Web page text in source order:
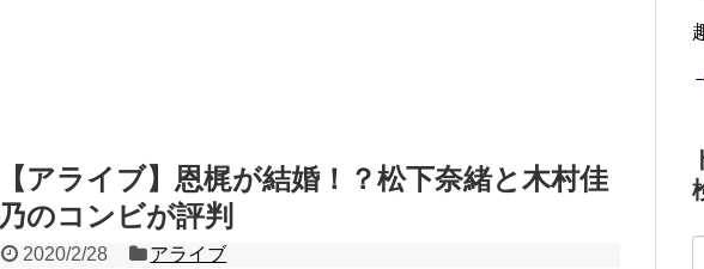
【アライブ】恩梶が結婚！？松下奈緒と木村佳
乃のコンビが評判
2020/2/28
アライブ